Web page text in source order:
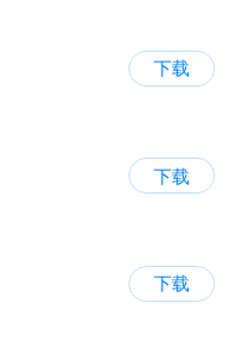
下载
下载
下载